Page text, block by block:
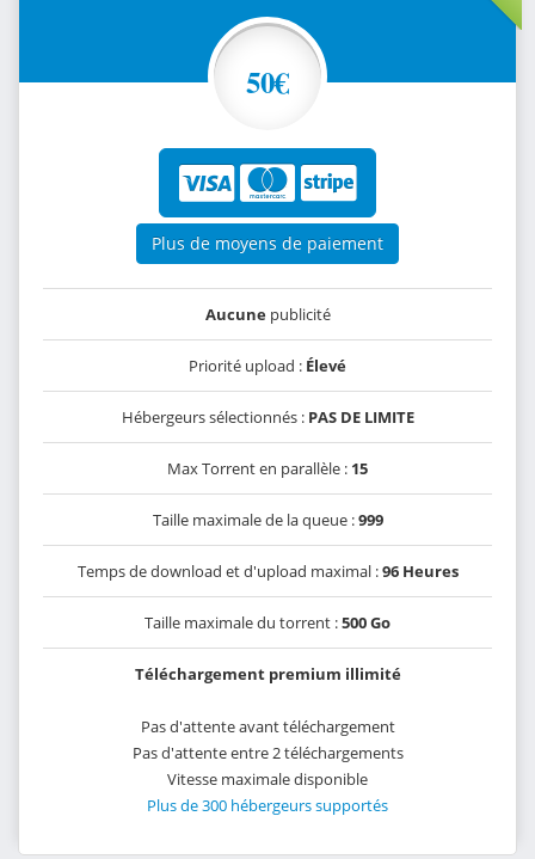
50€
Plus de moyens de paiement
Aucunepublicité
Priorité upload : Élevé
Hébergeurs sélectionnés : PAS DE LIMITE
Max Torrent en parallèle : 15
Taille maximale de la queue :999
Temps de download et d'upload maximal :96 Heures
Taille maximale du torrent :500 Go
Téléchargement premium illimité
Pas d'attente avant téléchargement
Pas d'attente entre 2 téléchargements
Vitesse maximale disponible
Plus de 300 hébergeurs supportés